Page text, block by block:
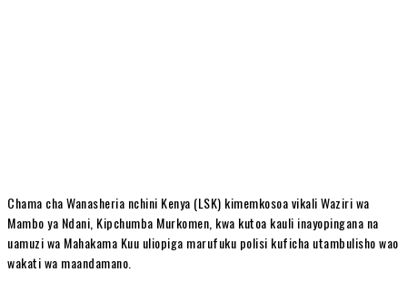
Chama cha Wanasheria nchini Kenya (LSK) kimemkosoa vikali Waziri wa
Mambo ya Ndani, Kipchumba Murkomen, kwa kutoa kauli inayopingana na
uamuzi wa Mahakama Kuu uliopiga marufuku polisi kuficha utambulisho wao
wakati wa maandamano.